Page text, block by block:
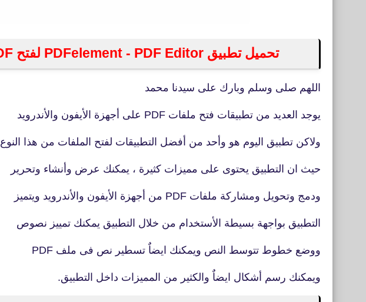
تحميل تطبيق PDFelement - PDF Editor لفتح PDF على iOS و Android
اللهم صلى وسلم وبارك على سيدنا محمد
يوجد العديد من تطبيقات فتح ملفات PDF على أجهزة الأيفون والأندرويد
ولاكن تطبيق اليوم هو وأحد من أفضل التطبيقات لفتح الملفات من هذا النوع
حيث ان التطبيق يحتوى على مميزات كثيرة ، يمكنك عرض وأنشاء وتحرير
ودمج وتحويل ومشاركة ملفات PDF من أجهزة الأيفون والأندرويد ويتميز
التطبيق بواجهة بسيطة الأستخدام من خلال التطبيق يمكنك تمييز نصوص
ووضع خطوط تتوسط النص ويمكنك ايضاٌ تسطير نص فى ملف PDF
ويمكنك رسم أشكال ايضاٌ والكثير من المميزات داخل التطبيق.